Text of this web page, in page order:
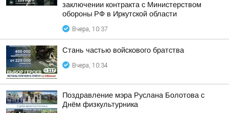
заключении контракта с Министерством
обороны РФ в Иркутской области
Вчера, 10:37
Стань частью войскового братства
Вчера, 10:34
Поздравление мэра Руслана Болотова с
Днём физкультурника